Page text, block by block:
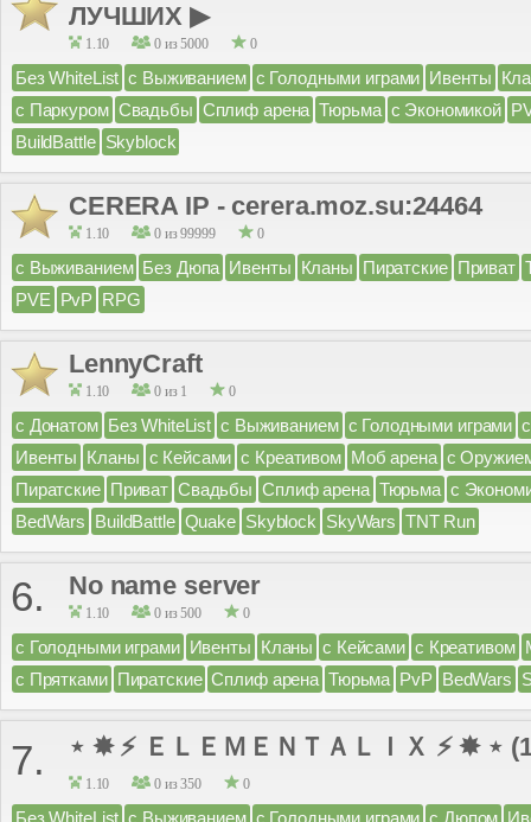
ЛУЧШИХ ▶
1.10 0 из 5000 0
Без WhiteList с Выживанием с Голодными играми Ивенты
с Паркуром Свадьбы Сплиф арена Тюрьма с Экономикой
BuildBattle Skyblock
CERERA IP - cerera.moz.su:24464
1.10 0 из 99999 0
с Выживанием Без Дюпа Ивенты Кланы Пиратские Приват
PVE PvP RPG
LennyCraft
1.10 0 из 1 0
с Донатом Без WhiteList с Выживанием с Голодными играми
Ивенты Кланы с Кейсами с Креативом Моб арена с
Пиратские Приват Свадьбы Сплиф арена Тюрьма с
BedWars BuildBattle Quake Skyblock SkyWars TNT Run
6. No name server
1.10 0 из 500 0
с Голодными играми Ивенты Кланы с Кейсами с Креативом
с Прятками Пиратские Сплиф арена Тюрьма PvP BedWars
7. ⋆ ✸ ⚡ ＥＬＥＭＥＮＴＡＬＩＸ ⚡ ✸ ⋆
1.10 0 из 350 0
Без WhiteList с Выживанием с Голодными играми с Дюпом